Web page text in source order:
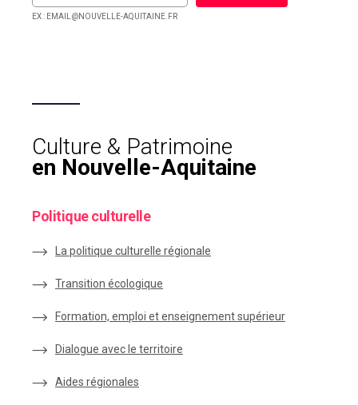
EX : EMAIL@NOUVELLE-AQUITAINE.FR
Culture & Patrimoine
en Nouvelle-Aquitaine
Politique culturelle
La politique culturelle régionale
Transition écologique
Formation, emploi et enseignement supérieur
Dialogue avec le territoire
Aides régionales